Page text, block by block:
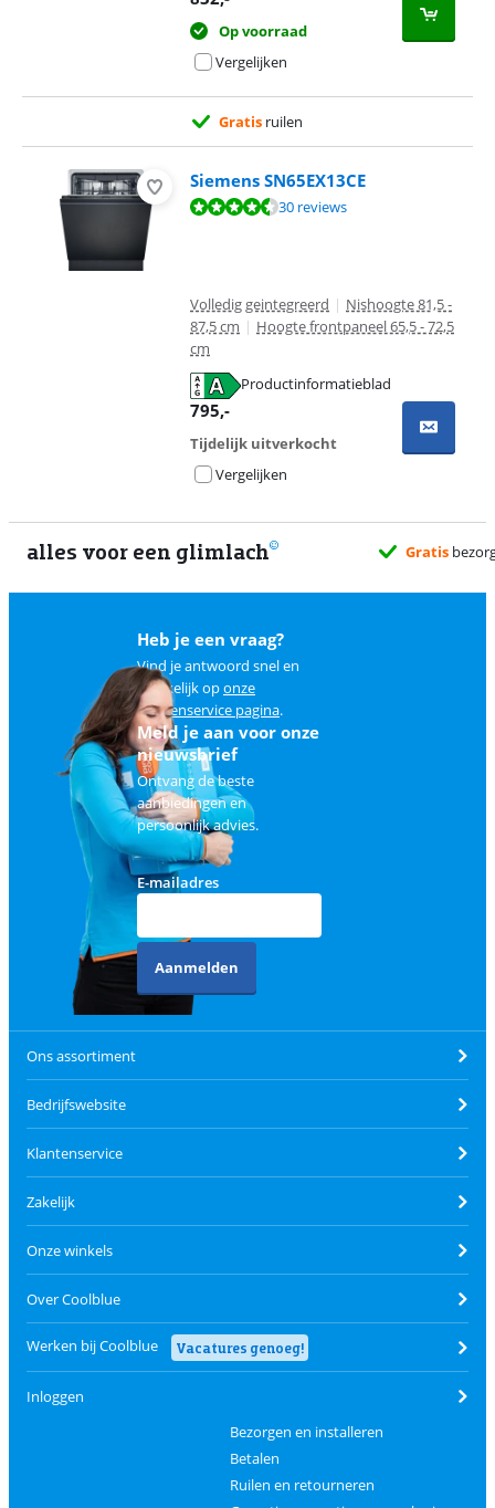
Op voorraad
Vergelijken
Gratis ruilen
Siemens SN65EX13CE
Beoordeling is 8,5 van de 10, gebaseerd op 30 reviews.
30 reviews
Volledig geintegreerd | Nishoogte 81,5 -
87,5 cm | Hoogte frontpaneel 65,5 - 72,5
cm
Productinformatieblad
795,-
Tijdelijk uitverkocht
Vergelijken
alles voor een glimlach
Heb je een vraag?
Vind je antwoord snel en
makkelijk oponze
klantenservice pagina.
Meld je aan voor onze
nieuwsbrief
Ontvang de beste
aanbiedingen en
persoonlijk advies.
E-mailadres
Aanmelden
Ons assortiment
Bedrijfswebsite
Klantenservice
Zakelijk
Onze winkels
Over Coolblue
Werken bij Coolblue Vacatures genoeg!
Inloggen
Bezorgen en installeren
Betalen
Ruilen en retourneren